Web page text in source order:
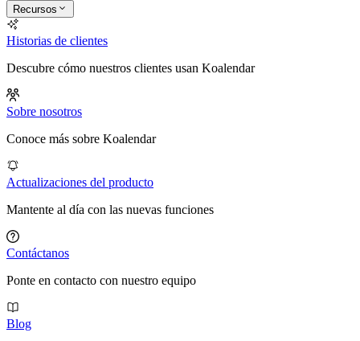
Recursos
Historias de clientes
Descubre cómo nuestros clientes usan Koalendar
Sobre nosotros
Conoce más sobre Koalendar
Actualizaciones del producto
Mantente al día con las nuevas funciones
Contáctanos
Ponte en contacto con nuestro equipo
Blog